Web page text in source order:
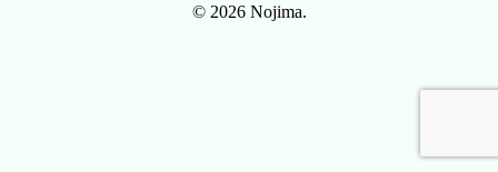
© 2026 Nojima.